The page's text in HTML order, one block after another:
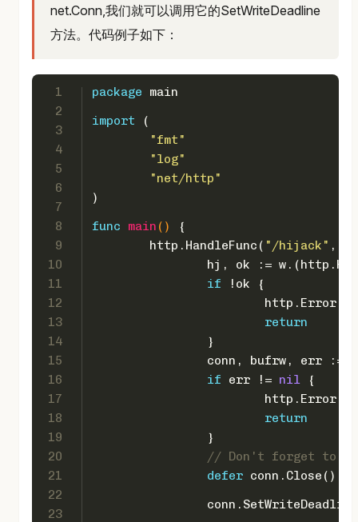
net.Conn,我们就可以调用它的SetWriteDeadline
方法。代码例子如下：
1
2
3
4
5
6
7
8
9
10
11
12
13
14
15
16
17
18
19
20
21
22
23
package main
import (
"fmt"
"log"
"net/http"
)
func
main ()
{
	http.HandleFunc(
"/hijack" ,
hj, ok :=
if !ok {
return
		}
conn, bufrw, err :=
if err != nil {
return
		}
// Don't forget to
defer conn.Close()